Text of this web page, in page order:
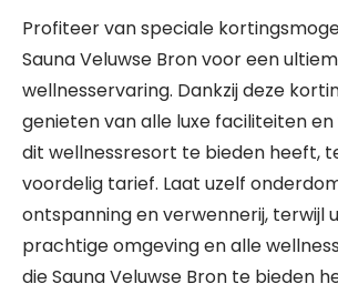
Profiteer van speciale
Sauna Veluwse Bron voor een
wellnesservaring. Dankzij deze
genieten van alle luxe faciliteiten
dit wellnessresort te bieden heeft,
voordelig tarief. Laat uzelf
ontspanning en verwennerij, terwijl
prachtige omgeving en alle
die Sauna Veluwse Bron te bieden